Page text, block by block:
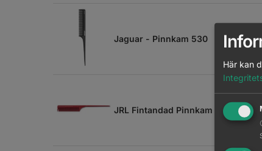
Jaguar - Pinnkam 530
JRL Fintandad Pinnkam 8,5 - Röd
Här kan